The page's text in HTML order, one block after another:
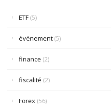
ETF (5)
événement (5)
finance (2)
fiscalité (2)
Forex (56)